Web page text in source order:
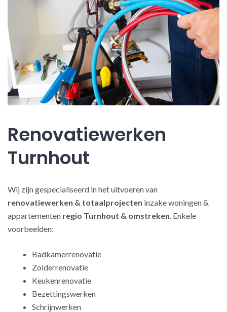
Renovatiewerken
Turnhout
Wij zijn gespecialiseerd in het uitvoeren van
renovatiewerken & totaalprojecten inzake woningen &
appartementen regio Turnhout & omstreken. Enkele
voorbeelden:
Badkamerrenovatie
Zolderrenovatie
Keukenrenovatie
Bezettingswerken
Schrijnwerken